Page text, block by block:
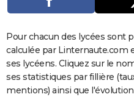
Dictionnaire
Biographies
Expressions
Proverbes
PROGRAMME TV
COPAINS D'AVANT
S'inscrire
Se connecter
Lycées
Collèges
Primaires
Universités
Entreprises
Service militaire
Avis de recherche
AVIS DE DÉCÈS
FORUM
Pour chacun des lycées sont
calculée par Linternaute.com
ses lycéens. Cliquez sur le
ses statistiques par fillière
mentions) ainsi que